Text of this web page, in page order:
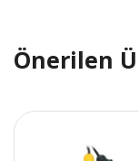
Önerilen